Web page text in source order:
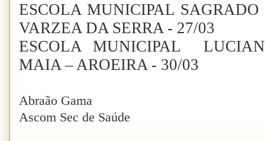
ESCOLA MUNICIPAL
VARZEA DA SERRA - 27/03
ESCOLA MUNICIPAL
MAIA – AROEIRA - 30/03
Abraão Gama
Ascom Sec de Saúde